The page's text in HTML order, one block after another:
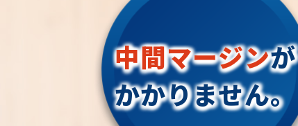
中間マージンが
かかりません。